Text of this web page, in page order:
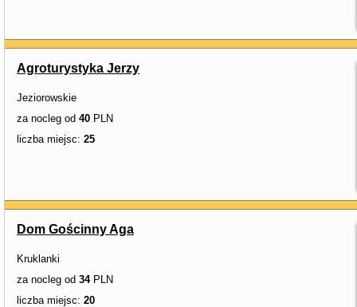
Agroturystyka Jerzy
Jeziorowskie
za nocleg od 40 PLN
liczba miejsc: 25
Dom Gościnny Aga
Kruklanki
za nocleg od 34PLN
liczba miejsc: 20